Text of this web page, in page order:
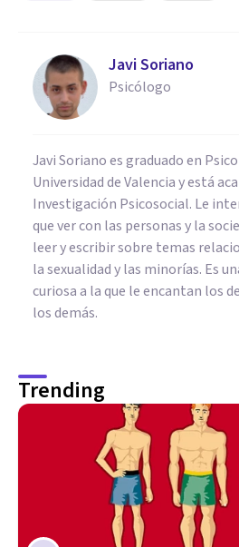
Javi Soriano
Psicólogo
Javi Soriano es graduado en
Universidad de Valencia y está
Investigación Psicosocial. Le
que ver con las personas y la
leer y escribir sobre temas
la sexualidad y las minorías. Es
curiosa a la que le encantan los
los demás.
Trending